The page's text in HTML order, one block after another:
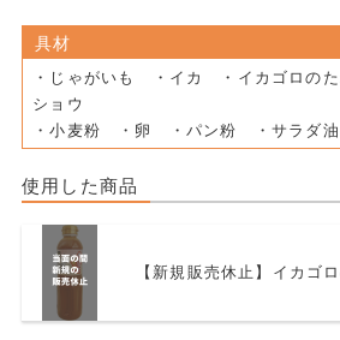
具材
・じゃがいも ・イカ ・イカゴロの
ショウ
・小麦粉 ・卵 ・パン粉 ・サラダ
使用した商品
【新規販売休止】イカゴ